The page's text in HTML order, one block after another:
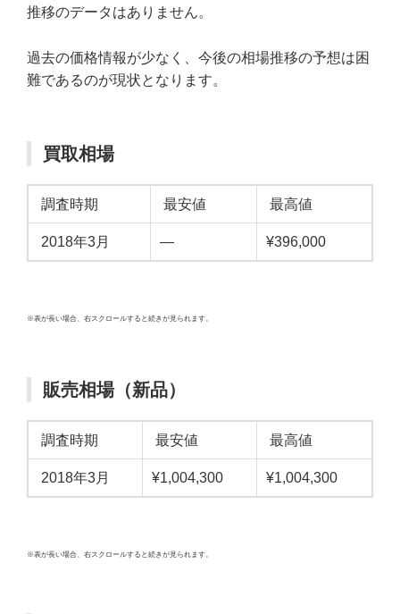
推移のデータはありません。
過去の価格情報が少なく、今後の相場推移の予想は困
難であるのが現状となります。
買取相場
調査時期 最安値 最高値
2018年3月 — ¥396,000
※表が長い場合、右スクロールすると続きが見られます。
販売相場（新品）
調査時期 最安値 最高値
2018年3月 ¥1,004,300 ¥1,004,300
※表が長い場合、右スクロールすると続きが見られます。